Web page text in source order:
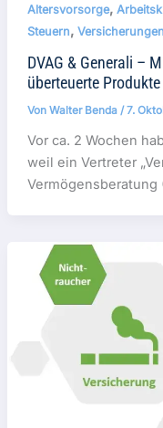
Altersvorsorge,
Steuern, Versicherungen
DVAG & Generali –
überteuerte
Von Walter Benda /7.
Vor ca. 2 Wochen
weil ein Vertreter